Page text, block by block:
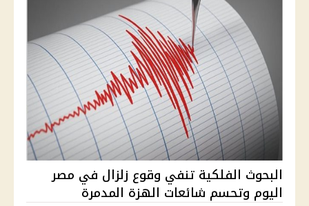
البحوث الفلكية تنفي وقوع زلزال في مصر
اليوم وتحسم شائعات الهزة المدمرة